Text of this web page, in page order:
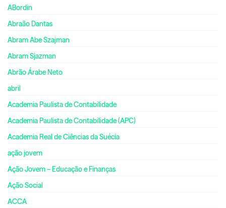
ABordin
Abraão Dantas
Abram Abe Szajman
Abram Sjazman
Abrão Árabe Neto
abril
Academia Paulista de Contabilidade
Academia Paulista de Contabilidade (APC)
Academia Real de Ciências da Suécia
ação jovem
Ação Jovem – Educação e Finanças
Ação Social
ACCA